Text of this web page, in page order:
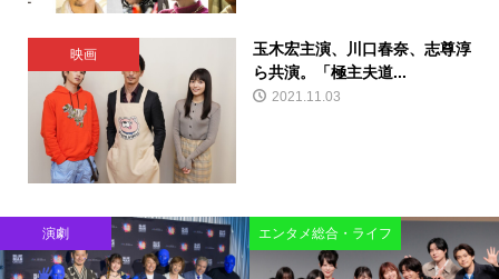
映画
玉木宏主演、川口春奈、志尊淳
ら共演。「極主夫道...
2021.11.03
演劇 エンタメ総合・ライフ